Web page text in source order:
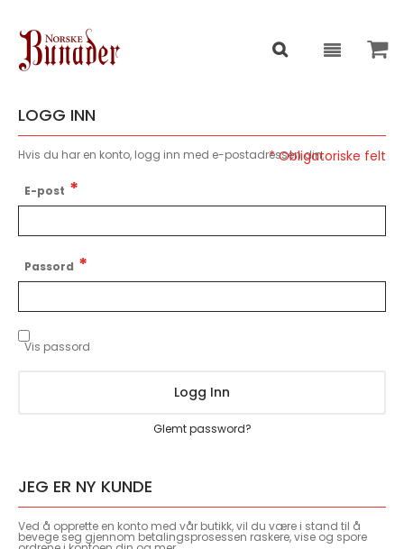
LOGG INN
Hvis du har en konto, logg inn med e-postadressen din.
E-post
Passord
Vis passord
Logg Inn
Glemt password?
JEG ER NY KUNDE
Ved å opprette en konto med vår butikk, vil du være i stand til å
bevege seg gjennom betalingsprosessen raskere, vise og spore